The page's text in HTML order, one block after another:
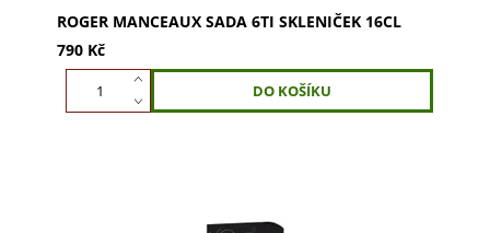
ROGER MANCEAUX SADA 6TI SKLENIČEK 16CL
790 Kč